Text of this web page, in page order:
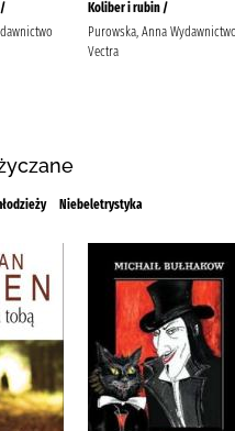
/
Koliber i rubin /
Purowska, Anna Wydawnictwo
Vectra
Niebeletrystyka